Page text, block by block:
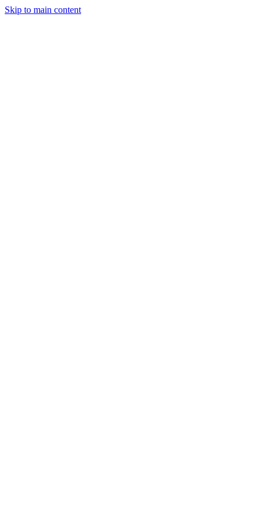
Skip to main content